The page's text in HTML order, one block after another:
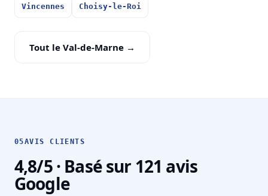
Vincennes Choisy-le-Roi
Tout le Val-de-Marne →
05AVIS CLIENTS
4,8/5 · Basé sur 121 avis
Google